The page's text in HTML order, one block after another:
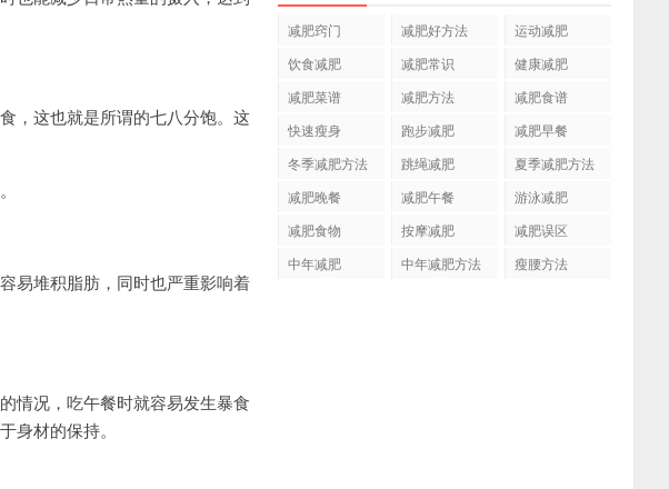
，这也就是所谓的七八分饱。这
易堆积脂肪，同时也严重影响着
情况，吃午餐时就容易发生暴食
身材的保持。
减肥窍门 减肥好方法
运动减肥
饮食减肥
减肥常识
健康减肥
减肥菜谱
减肥方法
减肥食谱
快速瘦身
跑步减肥
减肥早餐
冬季减肥方法
跳绳减肥
夏季减肥方法
减肥晚餐
减肥午餐
游泳减肥
减肥食物
按摩减肥
减肥误区
中年减肥
中年减肥方法 瘦腰方法